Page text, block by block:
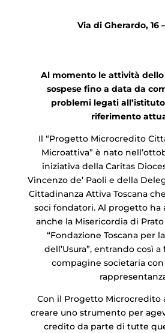
Via di Gherardo, 16
Al momento le attività
sospese fino a data da
problemi legati
riferimento
Il “Progetto Microcredito
Microattiva” è nato
iniziativa della Caritas
Vincenzo de’ Paoli e della
Cittadinanza Attiva Toscana
soci fondatori. Al progetto ha
anche la Misericordia di
“Fondazione Toscana per
dell’Usura”, entrando così
compagine societaria
Con il Progetto Microcredito
creare uno strumento per
credito da parte di tutte